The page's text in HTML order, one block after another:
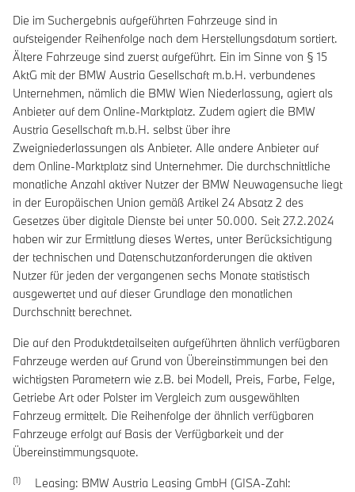
Die im Suchergebnis aufgeführten Fahrzeuge sind in
aufsteigender Reihenfolge nach dem Herstellungsdatum sortiert.
Ältere Fahrzeuge sind zuerst aufgeführt. Ein im Sinne von § 15
AktG mit der BMW Austria Gesellschaft m.b.H. verbundenes
Unternehmen, nämlich die BMW Wien Niederlassung, agiert als
Anbieter auf dem Online-Marktplatz. Zudem agiert die BMW
Austria Gesellschaft m.b.H. selbst über ihre
Zweigniederlassungen als Anbieter. Alle andere Anbieter auf
dem Online-Marktplatz sind Unternehmer. Die durchschnittliche
monatliche Anzahl aktiver Nutzer der BMW Neuwagensuche liegt
in der Europäischen Union gemäß Artikel 24 Absatz 2 des
Gesetzes über digitale Dienste bei unter 50.000. Seit 27.2.2024
haben wir zur Ermittlung dieses Wertes, unter Berücksichtigung
der technischen und Datenschutzanforderungen die aktiven
Nutzer für jeden der vergangenen sechs Monate statistisch
ausgewertet und auf dieser Grundlage den monatlichen
Durchschnitt berechnet.
Die auf den Produktdetailseiten aufgeführten ähnlich verfügbaren
Fahrzeuge werden auf Grund von Übereinstimmungen bei den
wichtigsten Parametern wie z.B. bei Modell, Preis, Farbe, Felge,
Getriebe Art oder Polster im Vergleich zum ausgewählten
Fahrzeug ermittelt. Die Reihenfolge der ähnlich verfügbaren
Fahrzeuge erfolgt auf Basis der Verfügbarkeit und der
Übereinstimmungsquote.
Leasing: BMW Austria Leasing GmbH (GISA-Zahl: